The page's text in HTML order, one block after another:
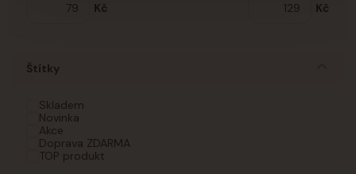
Kč Kč
Štítky
Skladem
Novinka
Akce
Doprava ZDARMA
TOP produkt